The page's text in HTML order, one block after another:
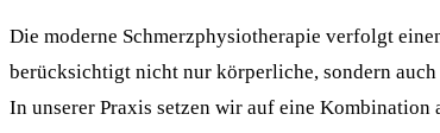
Die moderne Schmerzphysiotherapie verfolgt
berücksichtigt nicht nur körperliche, sondern
In unserer Praxis setzen wir auf eine Kombination